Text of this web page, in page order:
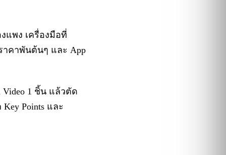
แพง เครื่องมือที่
าคาพันต้นๆ และ App
Video 1 ชิ้น แล้วตัด
Points และ